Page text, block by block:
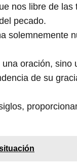
nos libre de las
pecado.
solemnemente
oración, sino
de su